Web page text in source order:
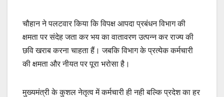
चौहान ने पलटवार किया कि विपक्ष आपदा प्रबंधन विभाग की
क्षमता पर संदेह जता कर भय का वातावरण उत्पन्न कर राज्य की
छवि खराब करना चाहता हैं। जबकि विभाग के प्रत्येक कर्मचारी
की क्षमता और नीयत पर पूरा भरोसा है।
मुख्यमंत्री के कुशल नेतृत्व में कर्मचारी ही नही बल्कि प्रदेश का हर